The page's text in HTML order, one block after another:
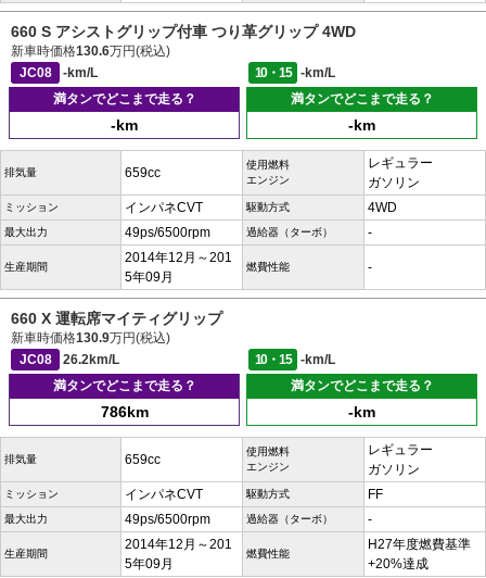
660 S アシストグリップ付車 つり革グリップ 4WD
新車時価格130.6万円(税込)
JC08
-km/L 10・15
-km/L
満タンでどこまで走る？
-km
満タンでどこまで走る？
-km
排気量 659cc
使用燃料
エンジン
レギュラー
ガソリン
ミッション インパネCVT 駆動方式 4WD
最大出力 49ps/6500rpm 過給器（ターボ） -
生産期間
2014年12月～201
5年09月
燃費性能 -
660 X 運転席マイティグリップ
新車時価格130.9万円(税込)
JC08
26.2km/L 10・15
-km/L
満タンでどこまで走る？
786km
満タンでどこまで走る？
-km
排気量 659cc
使用燃料
エンジン
レギュラー
ガソリン
ミッション インパネCVT 駆動方式 FF
最大出力 49ps/6500rpm 過給器（ターボ） -
生産期間
2014年12月～201
5年09月
燃費性能
H27年度燃費基準
+20%達成